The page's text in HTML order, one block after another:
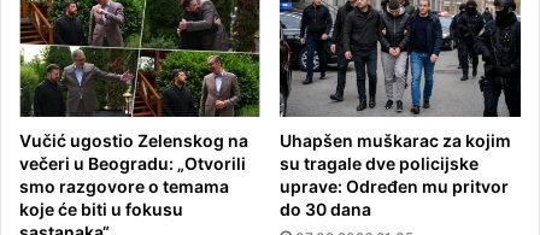
Vučić ugostio Zelenskog na
večeri u Beogradu: „Otvorili
smo razgovore o temama
koje će biti u fokusu
Uhapšen muškarac za kojim
su tragale dve policijske
uprave: Određen mu pritvor
do 30 dana